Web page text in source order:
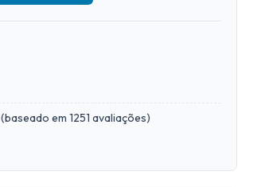
(baseado em 1251 avaliações)